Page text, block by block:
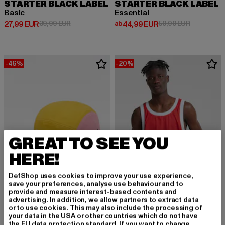
STARTER BLACK LABEL
Basic
27,99 EUR
Derzeitiger Preis: 27,99 EUR
39,99 EURAktionspreis: 39,99 EUR
STARTER BLACK LABEL
Essential
ab44,99 EUR
Derzeitiger Preis: ab 44,99 EUR
59,99 EUR
-46%
STARTER BLACK LABEL
-20%
STARTER BLACK LABEL
GREAT TO SEE YOU
HERE!
DefShop uses cookies to improve your use experience,
save your preferences, analyse use behaviour and to
provide and measure interest-based contents and
advertising. In addition, we allow partners to extract data
or to use cookies. This may also include the processing of
your data in the USA or other countries which do not have